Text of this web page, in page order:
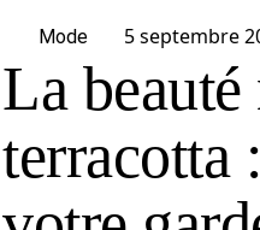
Mode 5 septembre
La
terracotta